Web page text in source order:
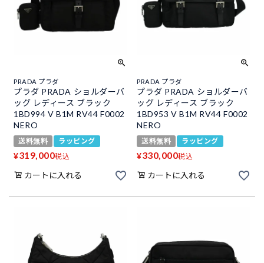
PRADA プラダ
プラダ PRADA ショルダーバ
ッグ レディース ブラック
1BD994 V B1M RV44 F0002
NERO
送料無料 ラッピング
¥319,000税込
カートに入れる
PRADA プラダ
プラダ PRADA ショルダーバ
ッグ レディース ブラック
1BD953 V B1M RV44 F0002
NERO
送料無料 ラッピング
¥330,000税込
カートに入れる